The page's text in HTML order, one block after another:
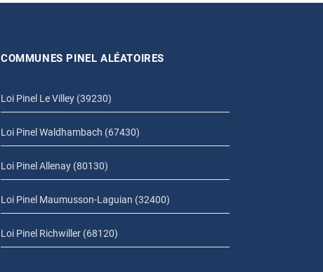
COMMUNES PINEL ALÉATOIRES
Loi Pinel Le Villey (39230)
Loi Pinel Waldhambach (67430)
Loi Pinel Allenay (80130)
Loi Pinel Maumusson-Laguian (32400)
Loi Pinel Richwiller (68120)